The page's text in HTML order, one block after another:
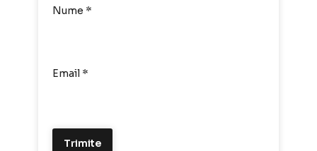
Nume *
Email *